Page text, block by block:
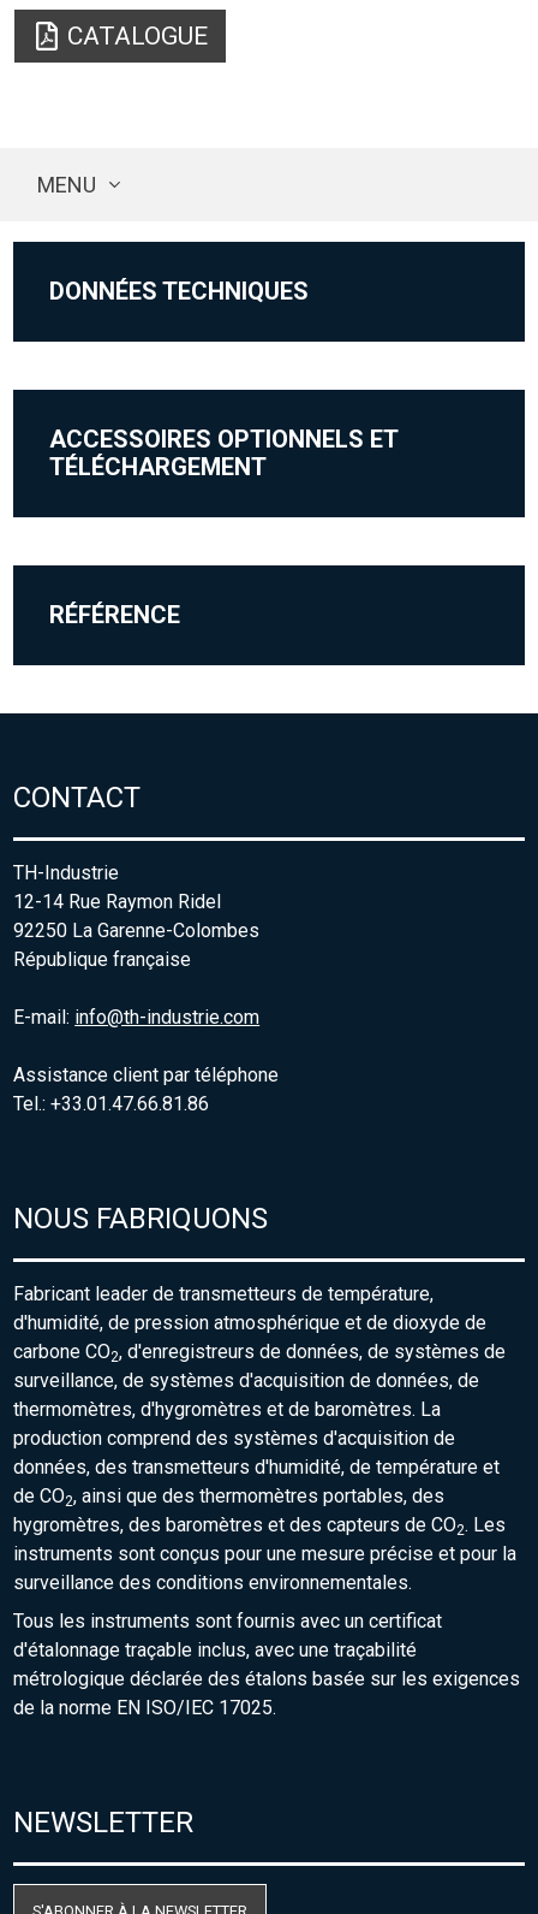
CATALOGUE
MENU
DONNÉES TECHNIQUES
ACCESSOIRES OPTIONNELS ET
TÉLÉCHARGEMENT
RÉFÉRENCE
CONTACT
TH-Industrie
12-14 Rue Raymon Ridel
92250 La Garenne-Colombes
République française
E-mail: info@th-industrie.com
Assistance client par téléphone
Tel.: +33.01.47.66.81.86
NOUS FABRIQUONS
Fabricant leader de transmetteurs de température,
d'humidité, de pression atmosphérique et de dioxyde de
carbone CO2, d'enregistreurs de données, de systèmes de
surveillance, de systèmes d'acquisition de données, de
thermomètres, d'hygromètres et de baromètres. La
production comprend des systèmes d'acquisition de
données, des transmetteurs d'humidité, de température et
de CO2, ainsi que des thermomètres portables, des
hygromètres, des baromètres et des capteurs de CO2. Les
instruments sont conçus pour une mesure précise et pour la
surveillance des conditions environnementales.
Tous les instruments sont fournis avec un certificat
d'étalonnage traçable inclus, avec une traçabilité
métrologique déclarée des étalons basée sur les exigences
de la norme EN ISO/IEC 17025.
NEWSLETTER